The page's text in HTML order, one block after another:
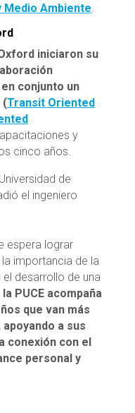
Medio Ambiente
iniciaron su
conjunto un
(Transit Oriented
y
cinco años.
de
el ingeniero
espera lograr
importancia de la
desarrollo de una
la PUCE acompaña
que van más
a sus
conexión con el
personal y